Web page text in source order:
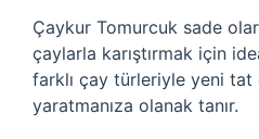
Çaykur Tomurcuk sade
çaylarla karıştırmak için
farklı çay türleriyle yeni tat
yaratmanıza olanak tanır.